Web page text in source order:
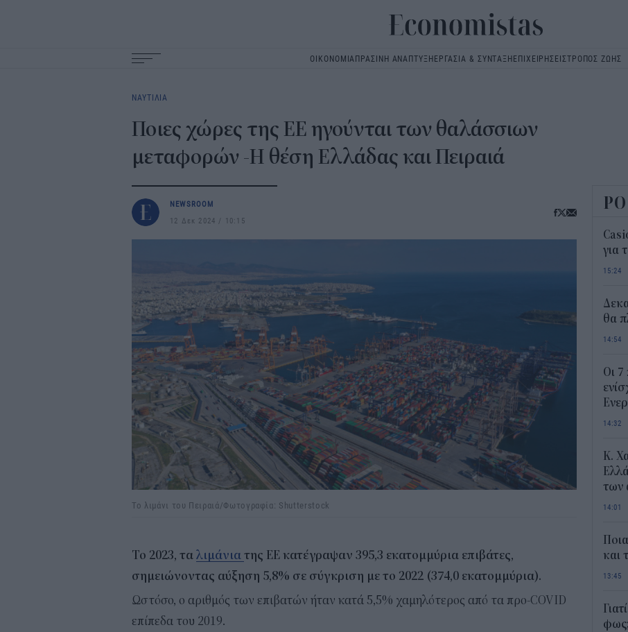
ΟΙΚΟΝΟΜΙΑΠΡΑΣΙΝΗ ΑΝΑΠΤΥΞΗΕΡΓΑΣΙΑ & ΣΥΝΤΑΞΗΕΠΙΧΕΙΡΗΣΕΙΣΤΡΟΠΟΣ ΖΩΗΣ
navigation
ΝΑΥΤΙΛΙΑ
Ποιες χώρες της ΕΕ ηγούνται των θαλάσσιων
μεταφορών -Η θέση Ελλάδας και Πειραιά
NEWSROOM
12 Δεκ 2024
10:15
Το λιμάνι του Πειραιά/Φωτογραφία: Shutterstock
Το 2023, ταλιμάνιατης ΕΕ κατέγραψαν 395,3 εκατομμύρια επιβάτες,
σημειώνοντας αύξηση 5,8% σε σύγκριση με το 2022 (374,0 εκατομμύρια).
Ωστόσο, ο αριθμός των επιβατών ήταν κατά 5,5% χαμηλότερος από τα προ-COVID
επίπεδα του 2019.
για
15:24
θα
14:54
Οι 7
14:32
Κ.
των
14:01
και
13:45